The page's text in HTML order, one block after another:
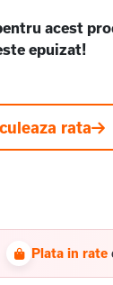
acest
epuizat!
rata
Plata in rate